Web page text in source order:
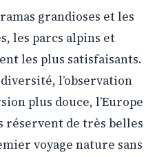
grandioses et les
les parcs alpins et
les plus satisfaisants.
l’observation
plus douce, l’Europe
réservent de très belles
voyage nature sans